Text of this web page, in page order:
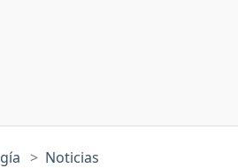
Noticias